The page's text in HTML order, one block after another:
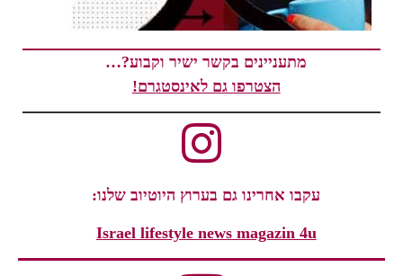
מתעניינים בקשר ישיר וקבוע?…
הצטרפו גם לאינסטגרם!
עקבו אחרינו גם בערוץ היוטיוב שלנו:
Israel lifestyle news magazin 4u